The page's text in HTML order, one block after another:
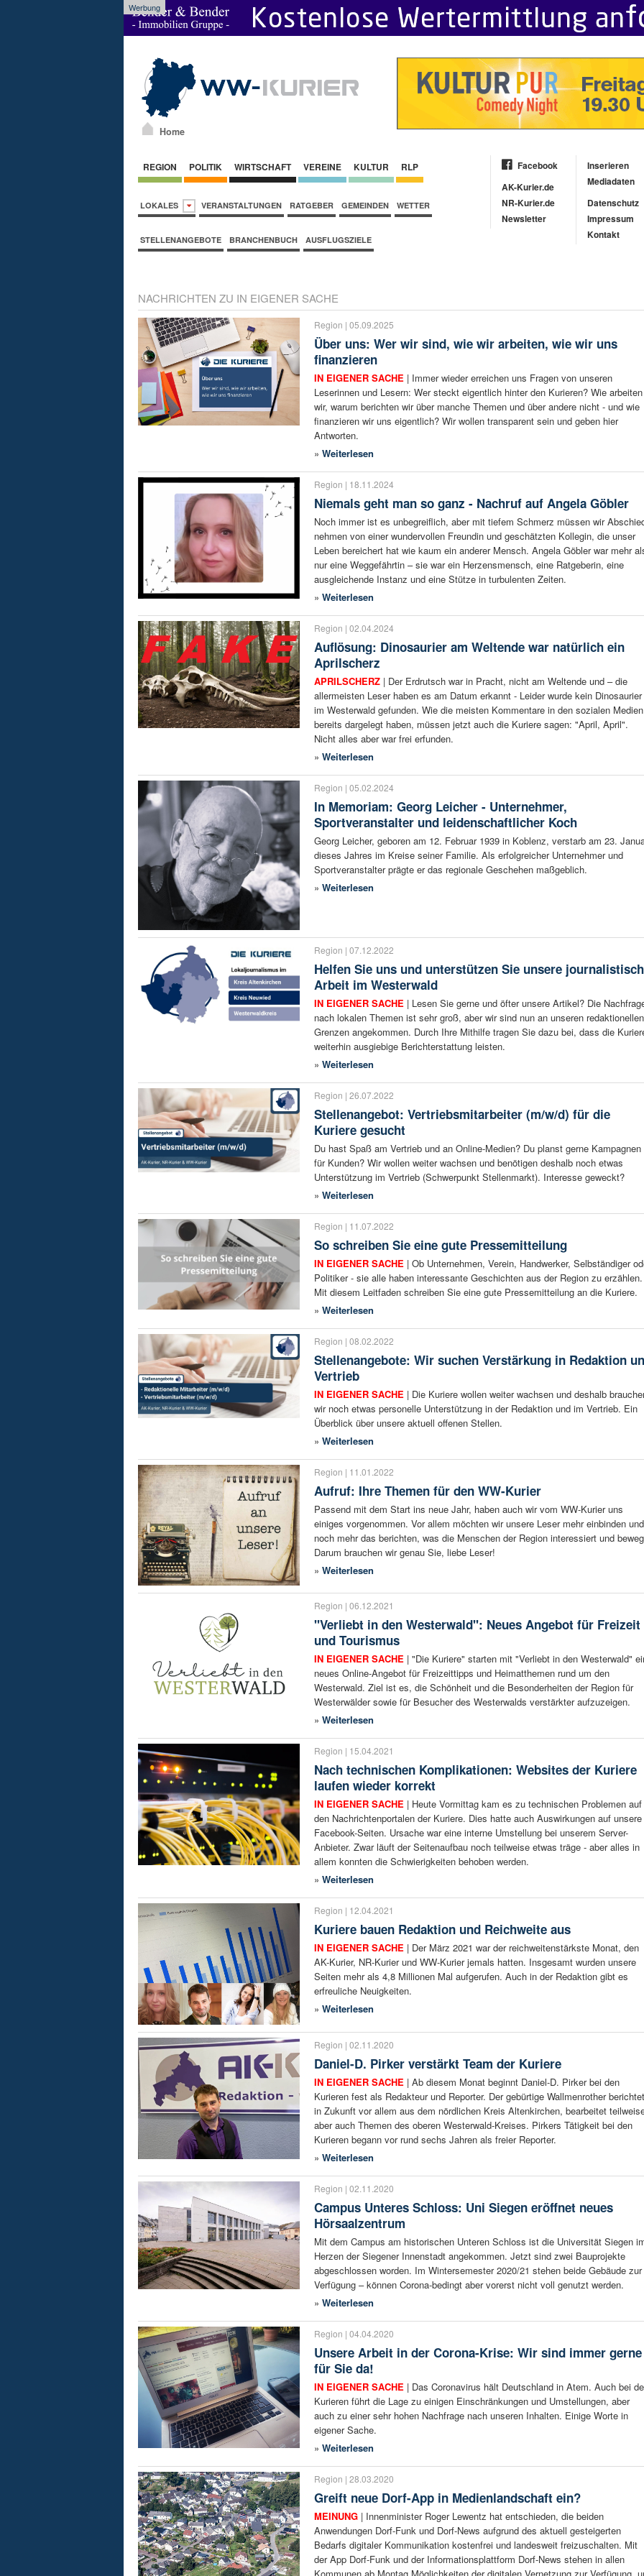
Werbung
Home
REGION POLITIK WIRTSCHAFT VEREINE KULTUR RLP
LOKALES VERANSTALTUNGEN RATGEBER GEMEINDEN WETTER
STELLENANGEBOTE BRANCHENBUCH AUSFLUGSZIELE
Facebook
AK-Kurier.de
NR-Kurier.de
Newsletter
Inserieren
Mediadaten
Datenschutz
Impressum
Kontakt
NACHRICHTEN ZU IN EIGENER SACHE
Region | 05.09.2025
Über uns: Wer wir sind, wie wir arbeiten, wie wir uns
finanzieren
IN EIGENER SACHE| Immer wieder erreichen uns Fragen von unseren
Leserinnen und Lesern: Wer steckt eigentlich hinter den Kurieren? Wie arbeiten
wir, warum berichten wir über manche Themen und über andere nicht - und wie
finanzieren wir uns eigentlich? Wir wollen transparent sein und geben hier
Antworten.
» Weiterlesen
Region | 18.11.2024
Niemals geht man so ganz - Nachruf auf Angela Göbler
Noch immer ist es unbegreiflich, aber mit tiefem Schmerz müssen wir
nehmen von einer wundervollen Freundin und geschätzten Kollegin, die unser
Leben bereichert hat wie kaum ein anderer Mensch. Angela Göbler war mehr
nur eine Weggefährtin – sie war ein Herzensmensch, eine Ratgeberin, eine
ausgleichende Instanz und eine Stütze in turbulenten Zeiten.
» Weiterlesen
Region | 02.04.2024
Auflösung: Dinosaurier am Weltende war natürlich ein
Aprilscherz
APRILSCHERZ| Der Erdrutsch war in Pracht, nicht am Weltende und – die
allermeisten Leser haben es am Datum erkannt - Leider wurde kein Dinosaurier
im Westerwald gefunden. Wie die meisten Kommentare in den sozialen Medien
bereits dargelegt haben, müssen jetzt auch die Kuriere sagen: "April, April".
Nicht alles aber war frei erfunden.
» Weiterlesen
Region | 05.02.2024
In Memoriam: Georg Leicher - Unternehmer,
Sportveranstalter und leidenschaftlicher Koch
Georg Leicher, geboren am 12. Februar 1939 in Koblenz, verstarb am 23.
dieses Jahres im Kreise seiner Familie. Als erfolgreicher Unternehmer und
Sportveranstalter prägte er das regionale Geschehen maßgeblich.
» Weiterlesen
Region | 07.12.2022
Helfen Sie uns und unterstützen Sie unsere
Arbeit im Westerwald
IN EIGENER SACHE | Lesen Sie gerne und öfter unsere Artikel? Die
nach lokalen Themen ist sehr groß, aber wir sind nun an unseren redaktionellen
Grenzen angekommen. Durch Ihre Mithilfe tragen Sie dazu bei, dass die
weiterhin ausgiebige Berichterstattung leisten.
» Weiterlesen
Region | 26.07.2022
Stellenangebot: Vertriebsmitarbeiter (m/w/d) für die
Kuriere gesucht
Du hast Spaß am Vertrieb und an Online-Medien? Du planst gerne Kampagnen
für Kunden? Wir wollen weiter wachsen und benötigen deshalb noch etwas
Unterstützung im Vertrieb (Schwerpunkt Stellenmarkt). Interesse geweckt?
» Weiterlesen
Region | 11.07.2022
So schreiben Sie eine gute Pressemitteilung
IN EIGENER SACHE | Ob Unternehmen, Verein, Handwerker, Selbständiger
Politiker - sie alle haben interessante Geschichten aus der Region zu erzählen.
Mit diesem Leitfaden schreiben Sie eine gute Pressemitteilung an die Kuriere.
» Weiterlesen
Region | 08.02.2022
Stellenangebote: Wir suchen Verstärkung in Redaktion
Vertrieb
IN EIGENER SACHE | Die Kuriere wollen weiter wachsen und deshalb
wir noch etwas personelle Unterstützung in der Redaktion und im Vertrieb. Ein
Überblick über unsere aktuell offenen Stellen.
» Weiterlesen
Region | 11.01.2022
Aufruf: Ihre Themen für den WW-Kurier
Passend mit dem Start ins neue Jahr, haben auch wir vom WW-Kurier uns
einiges vorgenommen. Vor allem möchten wir unsere Leser mehr einbinden und
noch mehr das berichten, was die Menschen der Region interessiert und
Darum brauchen wir genau Sie, liebe Leser!
» Weiterlesen
Region | 06.12.2021
"Verliebt in den Westerwald": Neues Angebot für Freizeit
und Tourismus
IN EIGENER SACHE| "Die Kuriere" starten mit "Verliebt in den Westerwald"
neues Online-Angebot für Freizeittipps und Heimatthemen rund um den
Westerwald. Ziel ist es, die Schönheit und die Besonderheiten der Region für
Westerwälder sowie für Besucher des Westerwalds verstärkter aufzuzeigen.
» Weiterlesen
Region | 15.04.2021
Nach technischen Komplikationen: Websites der Kuriere
laufen wieder korrekt
IN EIGENER SACHE| Heute Vormittag kam es zu technischen Problemen auf
den Nachrichtenportalen der Kuriere. Dies hatte auch Auswirkungen auf unsere
Facebook-Seiten. Ursache war eine interne Umstellung bei unserem Server-
Anbieter. Zwar läuft der Seitenaufbau noch teilweise etwas träge - aber alles in
allem konnten die Schwierigkeiten behoben werden.
» Weiterlesen
Region | 12.04.2021
Kuriere bauen Redaktion und Reichweite aus
IN EIGENER SACHE| Der März 2021 war der reichweitenstärkste Monat, den
AK-Kurier, NR-Kurier und WW-Kurier jemals hatten. Insgesamt wurden unsere
Seiten mehr als 4,8 Millionen Mal aufgerufen. Auch in der Redaktion gibt es
erfreuliche Neuigkeiten.
» Weiterlesen
Region | 02.11.2020
Daniel-D. Pirker verstärkt Team der Kuriere
IN EIGENER SACHE| Ab diesem Monat beginnt Daniel-D. Pirker bei den
Kurieren fest als Redakteur und Reporter. Der gebürtige Wallmenrother berichtet
in Zukunft vor allem aus dem nördlichen Kreis Altenkirchen, bearbeitet
aber auch Themen des oberen Westerwald-Kreises. Pirkers Tätigkeit bei den
Kurieren begann vor rund sechs Jahren als freier Reporter.
» Weiterlesen
Region | 02.11.2020
Campus Unteres Schloss: Uni Siegen eröffnet neues
Hörsaalzentrum
Mit dem Campus am historischen Unteren Schloss ist die Universität Siegen
Herzen der Siegener Innenstadt angekommen. Jetzt sind zwei Bauprojekte
abgeschlossen worden. Im Wintersemester 2020/21 stehen beide Gebäude zur
Verfügung – können Corona-bedingt aber vorerst nicht voll genutzt werden.
» Weiterlesen
Region | 04.04.2020
Unsere Arbeit in der Corona-Krise: Wir sind immer gerne
für Sie da!
IN EIGENER SACHE| Das Coronavirus hält Deutschland in Atem. Auch bei
Kurieren führt die Lage zu einigen Einschränkungen und Umstellungen, aber
auch zu einer sehr hohen Nachfrage nach unseren Inhalten. Einige Worte in
eigener Sache.
» Weiterlesen
Region | 28.03.2020
Greift neue Dorf-App in Medienlandschaft ein?
MEINUNG| Innenminister Roger Lewentz hat entschieden, die beiden
Anwendungen Dorf-Funk und Dorf-News aufgrund des aktuell gesteigerten
Bedarfs digitaler Kommunikation kostenfrei und landesweit freizuschalten. Mit
der App Dorf-Funk und der Informationsplattform Dorf-News stehen in allen